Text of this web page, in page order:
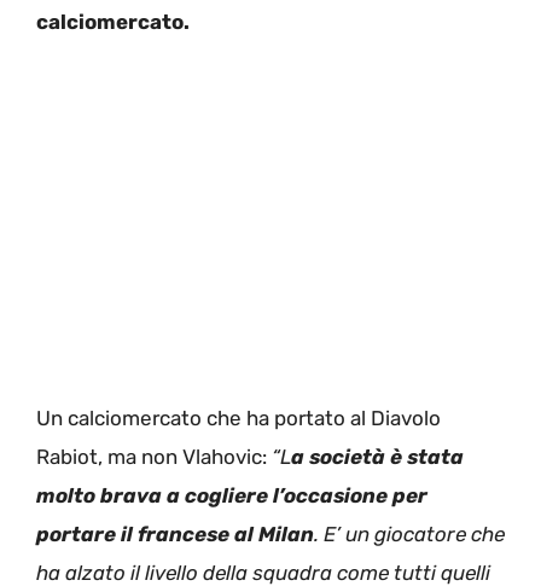
calciomercato.
Un calciomercato che ha portato al Diavolo
Rabiot, ma non Vlahovic: “La società è stata
molto brava a cogliere l’occasione per
portare il francese al Milan. E’ un giocatore che
ha alzato il livello della squadra come tutti quelli